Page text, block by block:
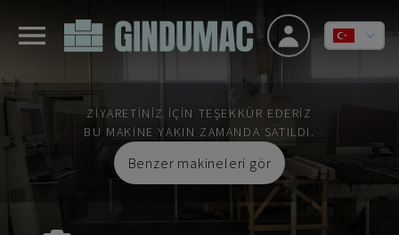
ZIYARETINIZ IÇIN TEŞEKKÜR EDERIZ
BU MAKINE YAKIN ZAMANDA SATILDI.
Benzer makineleri gör